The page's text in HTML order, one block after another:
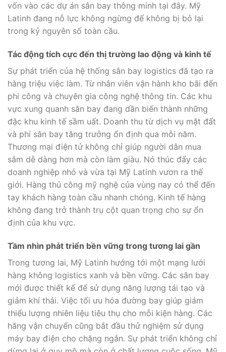
vốn vào các dự án sân bay thông minh tại đây. Mỹ
Latinh đang nỗ lực không ngừng để không bị bỏ lại
trong kỷ nguyên số toàn cầu.
Tác động tích cực đến thị trường lao động và kinh tế
Sự phát triển của hệ thống sân bay logistics đã tạo ra
hàng triệu việc làm. Từ nhân viên vận hành kho bãi đến
phi công và chuyên gia công nghệ thông tin. Các khu
vực xung quanh sân bay đang dần biến thành những
đặc khu kinh tế sầm uất. Doanh thu từ dịch vụ mặt đất
và phí sân bay tăng trưởng ổn định qua mỗi năm.
Thương mại điện tử không chỉ giúp người dân mua
sắm dễ dàng hơn mà còn làm giàu. Nó thúc đẩy các
doanh nghiệp nhỏ và vừa tại Mỹ Latinh vươn ra thế
giới. Hàng thủ công mỹ nghệ của vùng nay có thể đến
tay khách hàng toàn cầu nhanh chóng. Kinh tế hàng
không đang trở thành trụ cột quan trọng cho sự ổn
định của khu vực.
Tầm nhìn phát triển bền vững trong tương lai gần
Trong tương lai, Mỹ Latinh hướng tới một mạng lưới
hàng không logistics xanh và bền vững. Các sân bay
mới được thiết kế để sử dụng năng lượng tái tạo và
giảm khí thải. Việc tối ưu hóa đường bay giúp giảm
thiểu lượng nhiên liệu tiêu thụ cho mỗi kiện hàng. Các
hãng vận chuyển cũng bắt đầu thử nghiệm sử dụng
máy bay điện cho chặng ngắn. Sự phát triển không chỉ